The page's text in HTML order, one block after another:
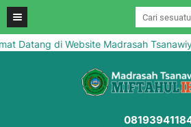
Datang di Website Madrasah